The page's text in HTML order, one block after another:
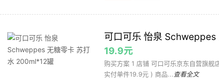
可口可乐 怡泉
19.9元
购买方案 1 店铺 可口可乐京东自营旗
实付单件19.9元 ) 商品... 查看全文